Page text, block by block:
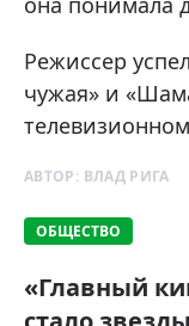
Режиссер
чужая» и
АВТОР: ВЛАД РИГА
ОБЩЕСТВО
«Главный